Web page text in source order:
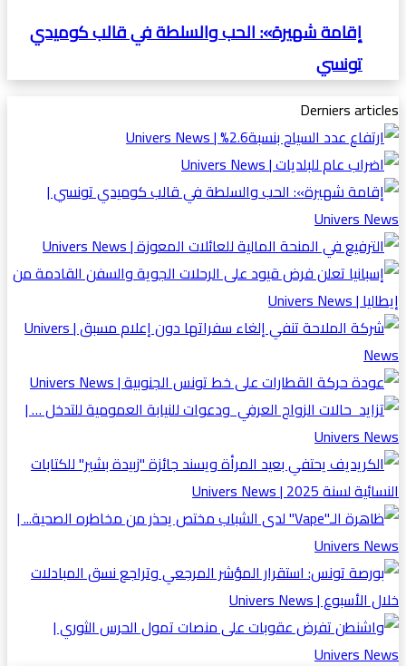
إقامة شهيرة»: الحب والسلطة في قالب كوميدي
تونسي
Derniers articles